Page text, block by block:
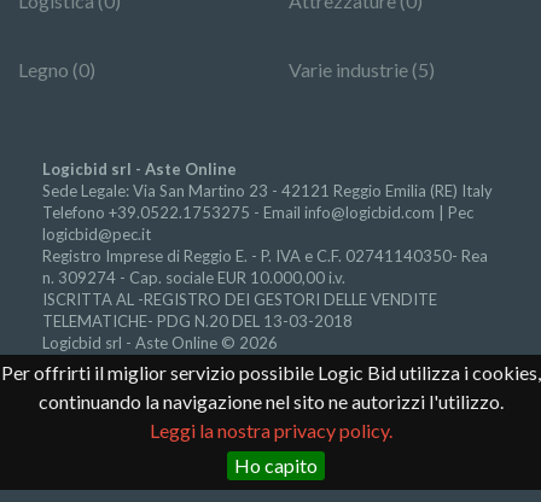
Per offrirti il miglior servizio possibile Logic Bid utilizza i cookies,
continuando la navigazione nel sito ne autorizzi l'utilizzo.
Leggi la nostra privacy policy.
Ho capito
Legno (0) Varie industrie (5)
Logicbid srl - Aste Online
Sede Legale: Via San Martino 23 - 42121 Reggio Emilia (RE) Italy
Telefono +39.0522.1753275 - Email info@logicbid.com | Pec
logicbid@pec.it
Registro Imprese di Reggio E. - P. IVA e C.F. 02741140350- Rea
n. 309274 - Cap. sociale EUR 10.000,00 i.v.
ISCRITTA AL -REGISTRO DEI GESTORI DELLE VENDITE
TELEMATICHE- PDG N.20 DEL 13-03-2018
Logicbid srl - Aste Online © 2026
Accesso autorità giudiziarie -Progetto Finanziato Por Fesr
2014-2020